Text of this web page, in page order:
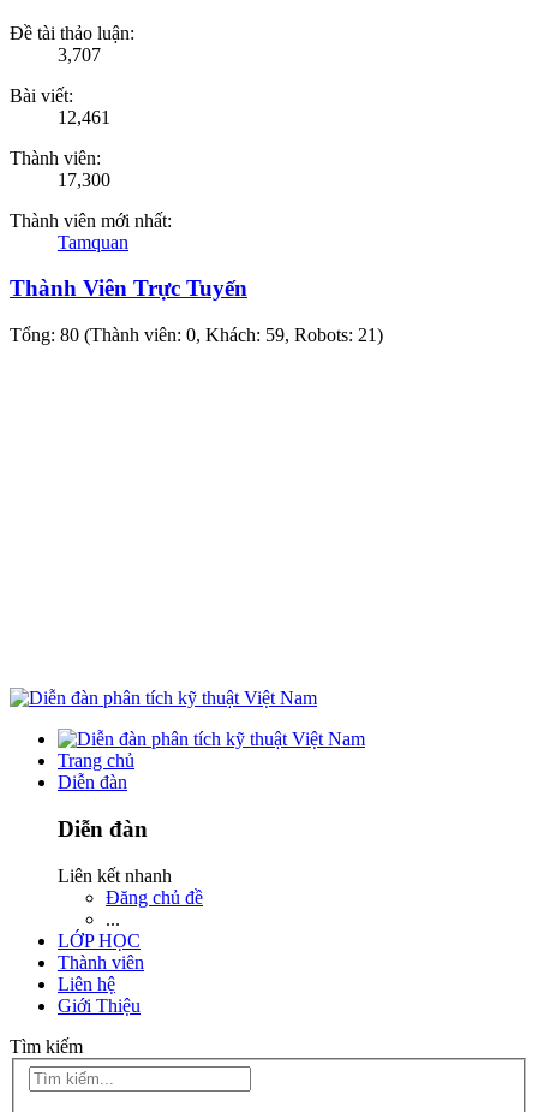
Đề tài thảo luận:
3,707
Bài viết:
12,461
Thành viên:
17,300
Thành viên mới nhất:
Tamquan
Thành Viên Trực Tuyến
Tổng: 80 (Thành viên: 0, Khách: 59, Robots: 21)
Trang chủ
Diễn đàn
Diễn đàn
Liên kết nhanh
Đăng chủ đề
...
LỚP HỌC
Thành viên
Liên hệ
Giới Thiệu
Tìm kiếm